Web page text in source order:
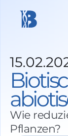
Wie
Pflanzen?